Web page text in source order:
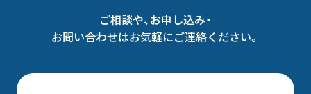
ご相談や、お申し込み・
お問い合わせはお気軽にご連絡ください。